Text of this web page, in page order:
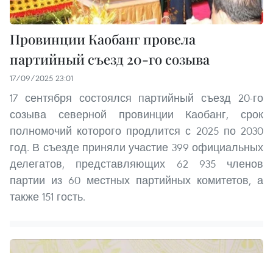
Провинции Каобанг провела
партийный съезд 20-го созыва
17/09/2025 23:01
17 сентября состоялся партийный съезд 20-го
созыва северной провинции Каобанг, срок
полномочий которого продлится с 2025 по 2030
год. В съезде приняли участие 399 официальных
делегатов, представляющих 62 935 членов
партии из 60 местных партийных комитетов, а
также 151 гость.